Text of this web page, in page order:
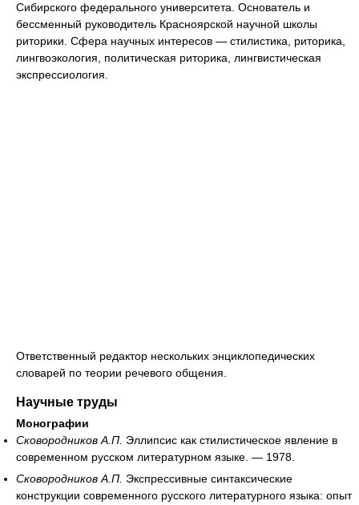
Сибирского федерального университета. Основатель и
бессменный руководитель Красноярской научной школы
риторики. Сфера научных интересов — стилистика, риторика,
лингвоэкология, политическая риторика, лингвистическая
экспрессиология.
Ответственный редактор нескольких энциклопедических
словарей по теории речевого общения.
Научные труды
Монографии
Сковородников А.П. Эллипсис как стилистическое явление в
современном русском литературном языке. — 1978.
Сковородников А.П. Экспрессивные синтаксические
конструкции современного русского литературного языка: опыт